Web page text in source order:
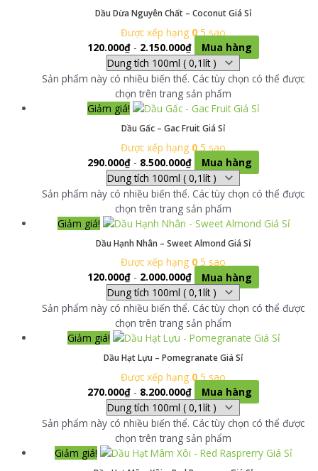
Dầu Dừa Nguyên Chất – Coconut Giá Sỉ
Được xếp hạng 05 sao
120.000₫- 2.150.000₫ Mua hàng
Sản phẩm này có nhiều biến thể. Các tùy chọn có thể được
chọn trên trang sản phẩm
Giảm giá!
Dầu Gấc – Gac Fruit Giá Sỉ
Được xếp hạng 0 5 sao
290.000₫- 8.500.000₫ Mua hàng
Sản phẩm này có nhiều biến thể. Các tùy chọn có thể được
chọn trên trang sản phẩm
Giảm giá!
Dầu Hạnh Nhân – Sweet Almond Giá Sỉ
Được xếp hạng 0 5 sao
120.000₫- 2.000.000₫ Mua hàng
Sản phẩm này có nhiều biến thể. Các tùy chọn có thể được
chọn trên trang sản phẩm
Giảm giá!
Dầu Hạt Lựu – Pomegranate Giá Sỉ
Được xếp hạng 05 sao
270.000₫- 8.200.000₫ Mua hàng
Sản phẩm này có nhiều biến thể. Các tùy chọn có thể được
chọn trên trang sản phẩm
Giảm giá!